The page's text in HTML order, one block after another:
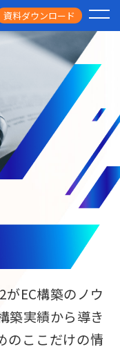
資料ダウンロード
EC構築のノウ
築実績から導き
のここだけの情